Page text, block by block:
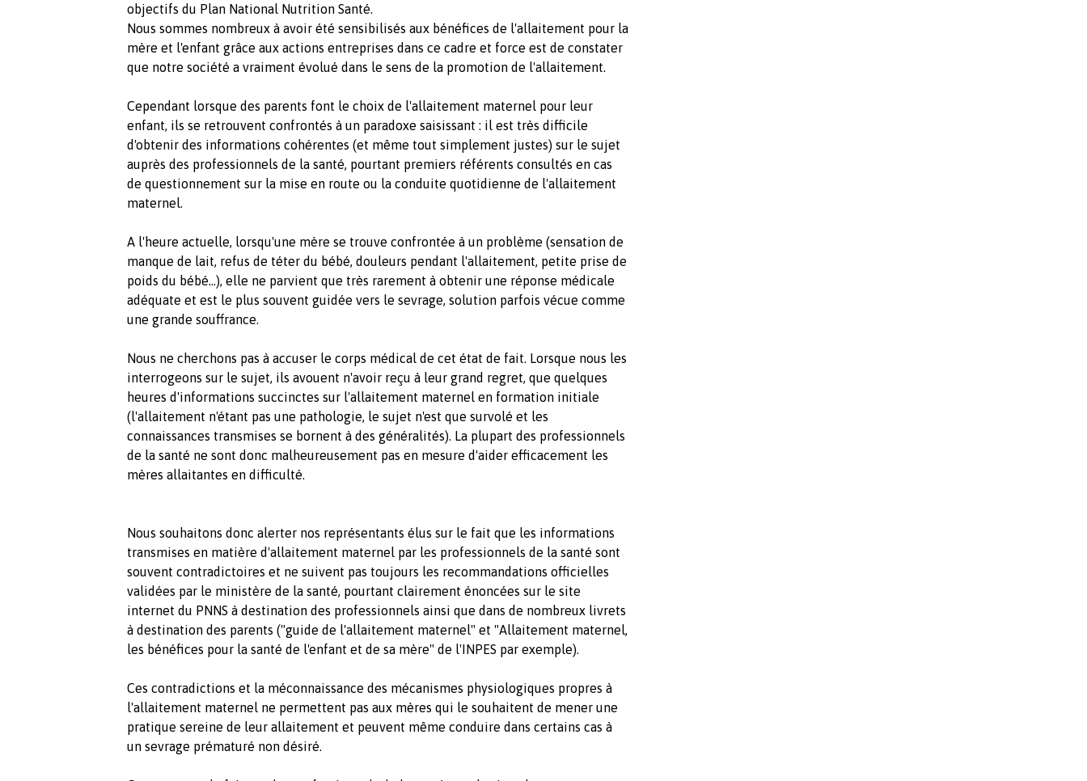
objectifs du Plan National Nutrition Santé.
Nous sommes nombreux à avoir été sensibilisés aux bénéfices de l'allaitement pour la
mère et l'enfant grâce aux actions entreprises dans ce cadre et force est de constater
que notre société a vraiment évolué dans le sens de la promotion de l'allaitement.
Cependant lorsque des parents font le choix de l'allaitement maternel pour leur
enfant, ils se retrouvent confrontés à un paradoxe saisissant : il est très difficile
d'obtenir des informations cohérentes (et même tout simplement justes) sur le sujet
auprès des professionnels de la santé, pourtant premiers référents consultés en cas
de questionnement sur la mise en route ou la conduite quotidienne de l'allaitement
maternel.
A l'heure actuelle, lorsqu'une mère se trouve confrontée à un problème (sensation de
manque de lait, refus de téter du bébé, douleurs pendant l'allaitement, petite prise de
poids du bébé...), elle ne parvient que très rarement à obtenir une réponse médicale
adéquate et est le plus souvent guidée vers le sevrage, solution parfois vécue comme
une grande souffrance.
Nous ne cherchons pas à accuser le corps médical de cet état de fait. Lorsque nous les
interrogeons sur le sujet, ils avouent n'avoir reçu à leur grand regret, que quelques
heures d'informations succinctes sur l'allaitement maternel en formation initiale
(l'allaitement n'étant pas une pathologie, le sujet n'est que survolé et les
connaissances transmises se bornent à des généralités). La plupart des professionnels
de la santé ne sont donc malheureusement pas en mesure d'aider efficacement les
mères allaitantes en difficulté.
Nous souhaitons donc alerter nos représentants élus sur le fait que les informations
transmises en matière d'allaitement maternel par les professionnels de la santé sont
souvent contradictoires et ne suivent pas toujours les recommandations officielles
validées par le ministère de la santé, pourtant clairement énoncées sur le site
internet du PNNS à destination des professionnels ainsi que dans de nombreux livrets
à destination des parents ("guide de l'allaitement maternel" et "Allaitement maternel,
les bénéfices pour la santé de l'enfant et de sa mère" de l'INPES par exemple).
Ces contradictions et la méconnaissance des mécanismes physiologiques propres à
l'allaitement maternel ne permettent pas aux mères qui le souhaitent de mener une
pratique sereine de leur allaitement et peuvent même conduire dans certains cas à
un sevrage prématuré non désiré.